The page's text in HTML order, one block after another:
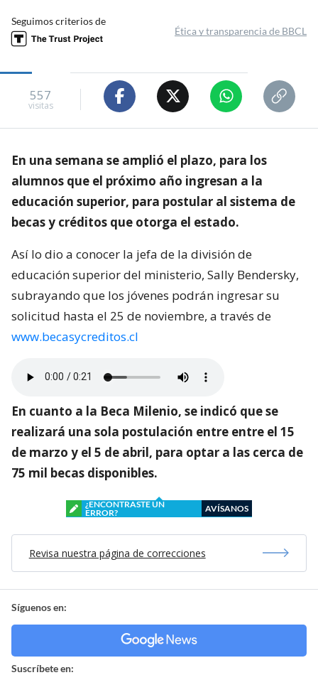
Seguimos criterios de
Ética y transparencia de BBCL
557
visitas
En una semana se amplió el plazo, para los
alumnos que el próximo año ingresan a la
educación superior, para postular al sistema de
becas y créditos que otorga el estado.
Así lo dio a conocer la jefa de la división de
educación superior del ministerio, Sally Bendersky,
subrayando que los jóvenes podrán ingresar su
solicitud hasta el 25 de noviembre, a través de
www.becasycreditos.cl
En cuanto a la Beca Milenio, se indicó que se
realizará una sola postulación entre entre el 15
de marzo y el 5 de abril, para optar a las cerca de
75 mil becas disponibles.
¿ENCONTRASTE UN
ERROR?
AVÍSANOS
Revisa nuestra página de correcciones
Síguenos en:
Suscríbete en: